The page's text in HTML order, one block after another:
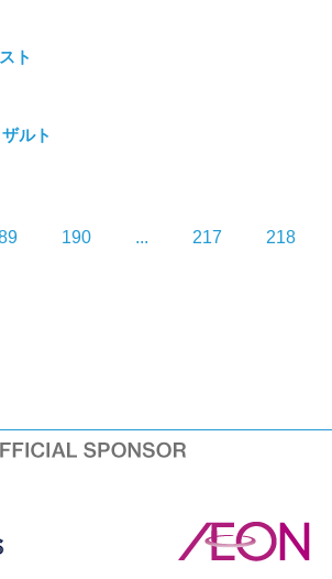
ト
ルト
190 ... 217 218